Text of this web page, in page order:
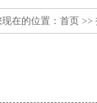
在的位置： 首页 >>